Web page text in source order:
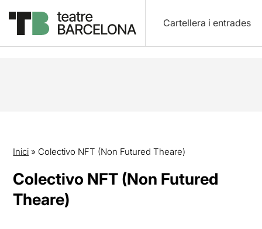
Cartellera i entrades
Inici » Colectivo NFT (Non Futured Theare)
Colectivo NFT (Non Futured
Theare)